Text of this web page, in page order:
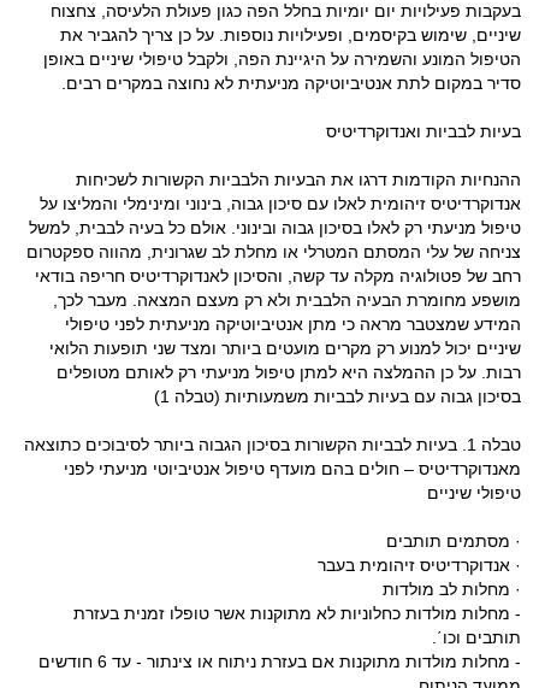
בעקבות פעילויות יום יומיות בחלל הפה כגון פעולת הלעיסה, צחצוח
שיניים, שימוש בקיסמים, ופעילויות נוספות. על כן צריך להגביר את
הטיפול המונע והשמירה על היגיינת הפה, ולקבל טיפולי שיניים באופן
סדיר במקום לתת אנטיביוטיקה מניעתית לא נחוצה במקרים רבים.
בעיות לבביות ואנדוקרדיטיס
ההנחיות הקודמות דרגו את הבעיות הלבביות הקשורות לשכיחות
אנדוקרדיטיס זיהומית לאלו עם סיכון גבוה, בינוני ומינימלי והמליצו על
טיפול מניעתי רק לאלו בסיכון גבוה ובינוני. אולם כל בעיה לבבית, למשל
צניחה של עלי המסתם המטרלי או מחלת לב שגרונית, מהווה ספקטרום
רחב של פטולוגיה מקלה עד קשה, והסיכון לאנדוקרדיטיס חריפה בודאי
מושפע מחומרת הבעיה הלבבית ולא רק מעצם המצאה. מעבר לכך,
המידע שמצטבר מראה כי מתן אנטיביוטיקה מניעתית לפני טיפולי
שיניים יכול למנוע רק מקרים מועטים ביותר ומצד שני תופעות הלואי
רבות. על כן ההמלצה היא למתן טיפול מניעתי רק לאותם מטופלים
בסיכון גבוה עם בעיות לבביות משמעותיות (טבלה 1)
טבלה 1. בעיות לבביות הקשורות בסיכון הגבוה ביותר לסיבוכים כתוצאה
מאנדוקרדיטיס – חולים בהם מועדף טיפול אנטיביוטי מניעתי לפני
טיפולי שיניים
· מסתמים תותבים
· אנדוקרדיטיס זיהומית בעבר
· מחלות לב מולדות
- מחלות מולדות כחלוניות לא מתוקנות אשר טופלו זמנית בעזרת
תותבים וכו΄.
- מחלות מולדות מתוקנות אם בעזרת ניתוח או צינתור - עד 6 חודשים